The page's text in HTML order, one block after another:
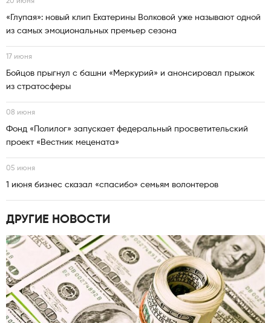
«Глупая»: новый клип Екатерины Волковой уже называют одной
из самых эмоциональных премьер сезона
17 июня
Бойцов прыгнул с башни «Меркурий» и анонсировал прыжок
из стратосферы
08 июня
Фонд «Полилог» запускает федеральный просветительский
проект «Вестник мецената»
05 июня
1 июня бизнес сказал «спасибо» семьям волонтеров
ДРУГИЕ НОВОСТИ